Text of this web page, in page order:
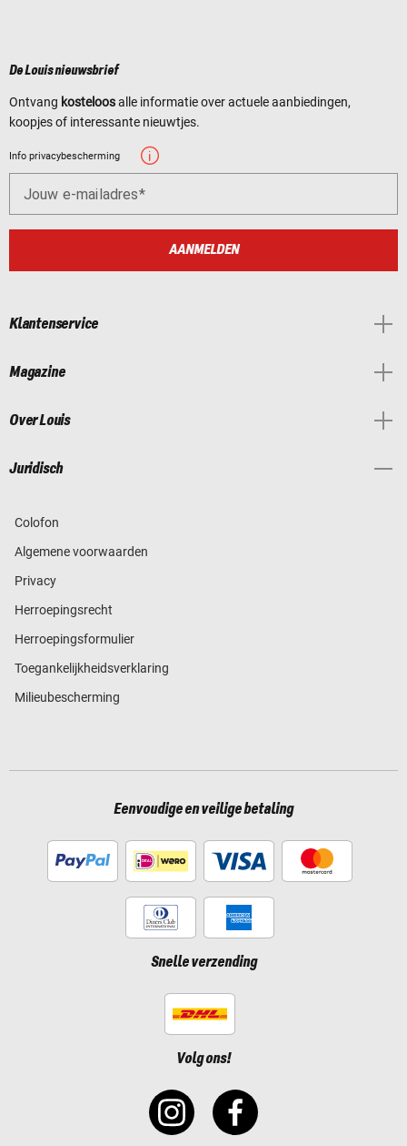
De Louis nieuwsbrief
Ontvang kosteloosalle informatie over actuele aanbiedingen,
koopjes of interessante nieuwtjes.
Info privacybescherming
Jouw e-mailadres
AANMELDEN
Klantenservice
Magazine
Over Louis
Juridisch
Colofon
Algemene voorwaarden
Privacy
Herroepingsrecht
Herroepingsformulier
Toegankelijkheidsverklaring
Milieubescherming
Eenvoudige en veilige betaling
Snelle verzending
Volg ons!